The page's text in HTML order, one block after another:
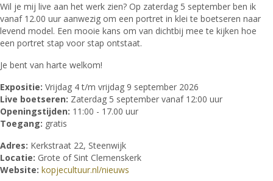
Wil je mij live aan het werk zien? Op zaterdag 5 september ben ik
vanaf 12.00 uur aanwezig om een portret in klei te boetseren naar
levend model. Een mooie kans om van dichtbij mee te kijken hoe
een portret stap voor stap ontstaat.
Je bent van harte welkom!
Expositie: Vrijdag 4 t/m vrijdag 9 september 2026
Live boetseren: Zaterdag 5 september vanaf 12:00 uur
Openingstijden: 11:00 - 17.00 uur
Toegang: gratis
Adres: Kerkstraat 22, Steenwijk
Locatie: Grote of Sint Clemenskerk
Website: kopjecultuur.nl/nieuws